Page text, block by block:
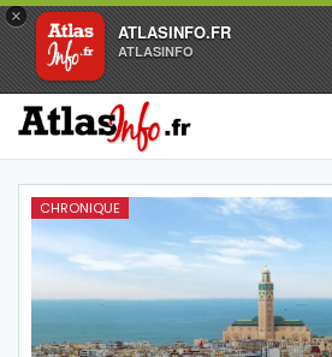
×
ATLASINFO.FR
ATLASINFO
CHRONIQUE